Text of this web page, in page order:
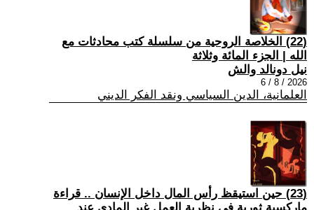
(22) الخلاصة الروحية من سلسلة كتب محادثات مع
الله | الجزء المائة وثلاثة
نيل دونالد والش
2026 / 8 / 6
العلمانية، الدين السياسي ونقد الفكر الديني
(23) حين استيقظ رأس المال داخل الإنسان .. قراءة